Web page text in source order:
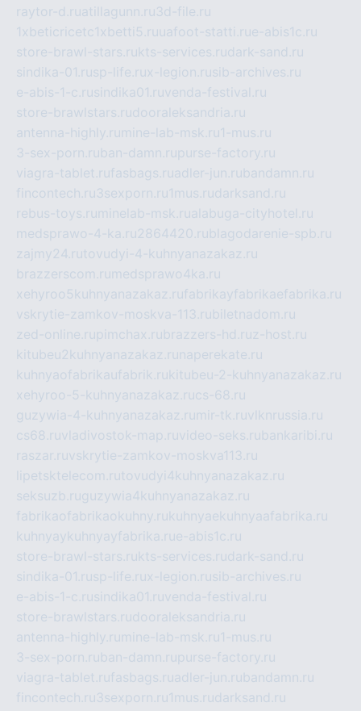
raytor-d.ruatillagunn.ru3d-file.ru
1xbeticricetc1xbetti5.ruuafoot-statti.rue-abis1c.ru
store-brawl-stars.rukts-services.rudark-sand.ru
sindika-01.rusp-life.rux-legion.rusib-archives.ru
e-abis-1-c.rusindika01.ruvenda-festival.ru
store-brawlstars.rudooraleksandria.ru
antenna-highly.ru mine-lab-msk.ru1-mus.ru
3-sex-porn.ruban-damn.rupurse-factory.ru
viagra-tablet.rufasbags.ruadler-jun.rubandamn.ru
fincontech.ru3sexporn.ru1mus.rudarksand.ru
rebus-toys.ru minelab-msk.rualabuga-cityhotel.ru
medsprawo-4-ka.ru2864420.rublagodarenie-spb.ru
zajmy24.rutovudyi-4-kuhnyanazakaz.ru
brazzerscom.ru medsprawo4ka.ru
xehyroo5kuhnyanazakaz.rufabrikayfabrikaefabrika.ru
vskrytie-zamkov-moskva-113.rubiletnadom.ru
zed-online.rupimchax.rubrazzers-hd.ruz-host.ru
kitubeu2kuhnyanazakaz.ru naperekate.ru
kuhnyaofabrikaufabrik.rukitubeu-2-kuhnyanazakaz.ru
xehyroo-5-kuhnyanazakaz.rucs-68.ru
guzywia-4-kuhnyanazakaz.ru mir-tk.ruvlknrussia.ru
cs68.ruvladivostok-map.ruvideo-seks.rubankaribi.ru
raszar.ruvskrytie-zamkov-moskva113.ru
lipetsktelecom.rutovudyi4kuhnyanazakaz.ru
seksuzb.ruguzywia4kuhnyanazakaz.ru
fabrikaofabrikaokuhny.rukuhnyaekuhnyaafabrika.ru
kuhnyaykuhnyayfabrika.rue-abis1c.ru
store-brawl-stars.rukts-services.rudark-sand.ru
sindika-01.rusp-life.rux-legion.rusib-archives.ru
e-abis-1-c.rusindika01.ruvenda-festival.ru
store-brawlstars.rudooraleksandria.ru
antenna-highly.ru mine-lab-msk.ru1-mus.ru
3-sex-porn.ruban-damn.rupurse-factory.ru
viagra-tablet.rufasbags.ruadler-jun.rubandamn.ru
fincontech.ru3sexporn.ru1mus.rudarksand.ru